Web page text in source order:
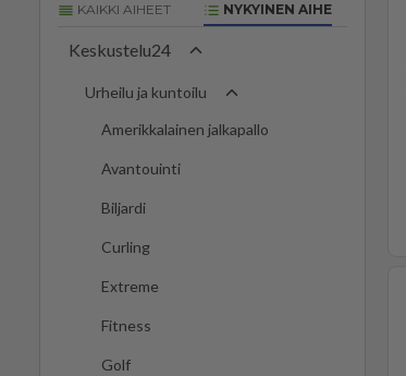
KAIKKI AIHEET NYKYINEN AIHE
Keskustelu24
Urheilu ja kuntoilu
Amerikkalainen jalkapallo
Avantouinti
Biljardi
Curling
Extreme
Fitness
Golf